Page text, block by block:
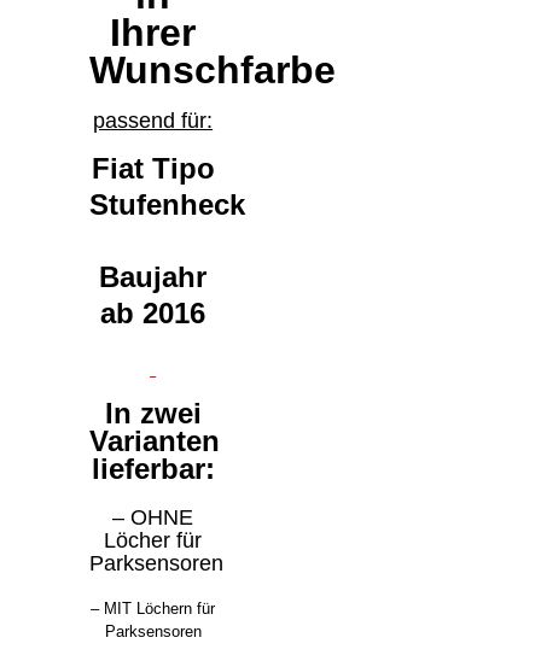
Ihrer
Wunschfarbe
passend für:
Fiat Tipo
Stufenheck
Baujahr
ab 2016
In zwei
Varianten
lieferbar:
– OHNE
Löcher für
Parksensoren
– MIT Löchern für
Parksensoren